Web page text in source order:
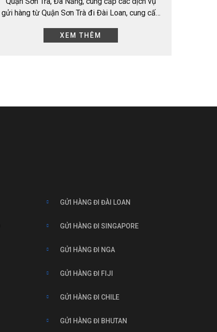
gửi hàng từ Quận Sơn Trà đi Đài Loan, cung cấp
XEM THÊM
GỬI HÀNG ĐI ĐÀI LOAN
GỬI HÀNG ĐI SINGAPORE
GỬI HÀNG ĐI NGA
GỬI HÀNG ĐI FIJI
GỬI HÀNG ĐI CHILE
GỬI HÀNG ĐI BHUTAN